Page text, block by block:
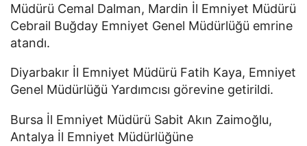
Müdürü Cemal Dalman, Mardin İl Emniyet Müdürü
Cebrail Buğday Emniyet Genel Müdürlüğü emrine
atandı.
Diyarbakır İl Emniyet Müdürü Fatih Kaya, Emniyet
Genel Müdürlüğü Yardımcısı görevine getirildi.
Bursa İl Emniyet Müdürü Sabit Akın Zaimoğlu,
Antalya İl Emniyet Müdürlüğüne